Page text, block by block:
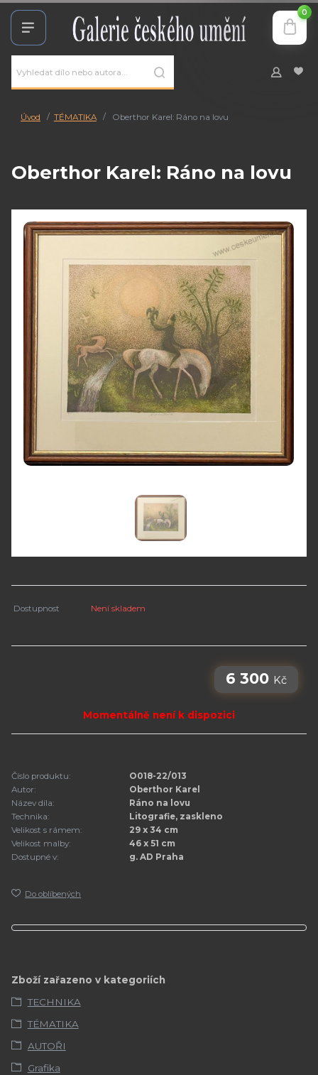
0
Úvod TÉMATIKA Oberthor Karel: Ráno na lovu
Oberthor Karel: Ráno na lovu
Dostupnost Není skladem
6 300 Kč
Momentálně není k dispozici
Číslo produktu:
O018-22/013
Autor:
Oberthor Karel
Název díla:
Ráno na lovu
Technika:
Litografie, zaskleno
Velikost s rámem:
29 x 34 cm
Velikost malby:
46 x 51 cm
Dostupné v:
g. AD Praha
Do oblíbených
Zboží zařazeno v kategoriích
TECHNIKA
TÉMATIKA
AUTOŘI
Grafika